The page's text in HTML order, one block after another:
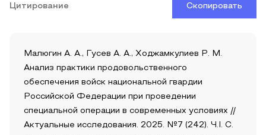
Цитирование Скопировать
Малюгин А. А., Гусев А. А., Ходжамкулиев Р. М.
Анализ практики продовольственного
обеспечения войск национальной гвардии
Российской Федерации при проведении
специальной операции в современных условиях //
Актуальные исследования. 2025. №7 (242). Ч.I. С.